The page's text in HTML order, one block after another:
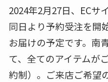
2024年2月27日、ECサ
同日より予約受注を開
お届けの予定です。南
て、全てのアイテムが
約制）。ご来店ご希望